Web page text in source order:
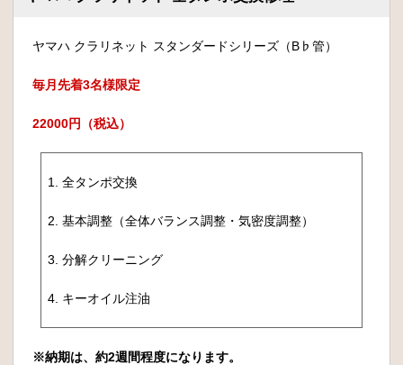
ヤマハ クラリネット スタンダードシリーズ（B♭管）
毎月先着3名様限定
22000円（税込）
1. 全タンポ交換
2. 基本調整（全体バランス調整・気密度調整）
3. 分解クリーニング
4. キーオイル注油
※納期は、約2週間程度になります。